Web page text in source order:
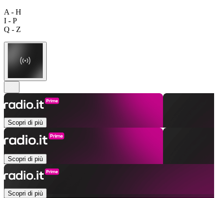
A - H
I - P
Q - Z
Scopri di più
Scopri di più
Scopri di più